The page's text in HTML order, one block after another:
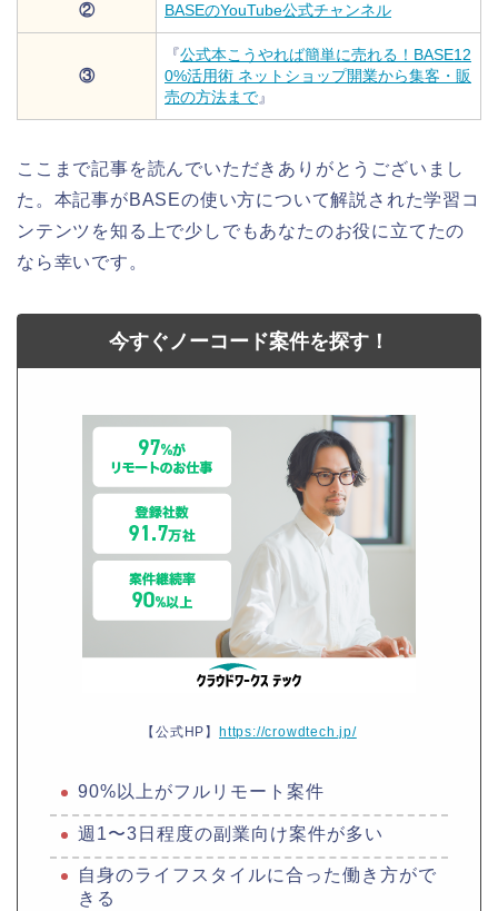
② BASEのYouTube公式チャンネル
③
『公式本こうやれば簡単に売れる！BASE12
0%活用術 ネットショップ開業から集客・販
売の方法まで』
ここまで記事を読んでいただきありがとうございまし
た。本記事がBASEの使い方について解説された学習コ
ンテンツを知る上で少しでもあなたのお役に立てたの
なら幸いです。
今すぐノーコード案件を探す！
【公式HP】 https://crowdtech.jp/
90%以上がフルリモート案件
週1〜3日程度の副業向け案件が多い
自身のライフスタイルに合った働き方がで
きる